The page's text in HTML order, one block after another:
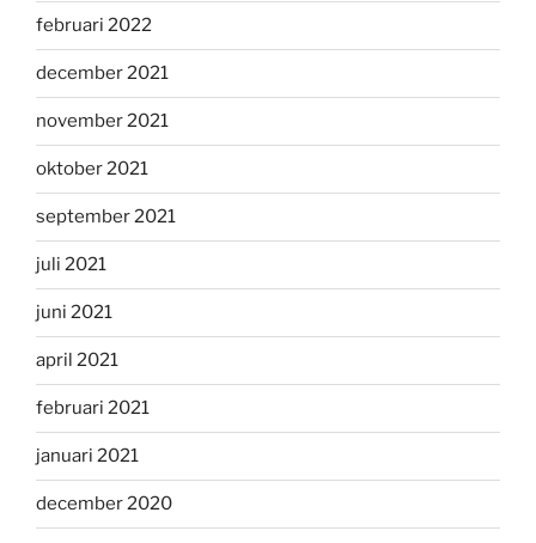
februari 2022
december 2021
november 2021
oktober 2021
september 2021
juli 2021
juni 2021
april 2021
februari 2021
januari 2021
december 2020